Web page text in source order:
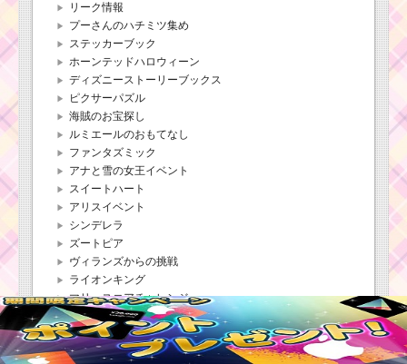
リーク情報
プーさんのハチミツ集め
ステッカーブック
ホーンテッドハロウィーン
ディズニーストーリーブックス
ピクサーパズル
海賊のお宝探し
ルミエールのおもてなし
ファンタズミック
アナと雪の女王イベント
スイートハート
アリスイベント
シンデレラ
ズートピア
ヴィランズからの挑戦
ライオンキング
マリースコアチャレンジ
2周年カップケーキイベント
スターウォーズパート1
スターウォーズパート2